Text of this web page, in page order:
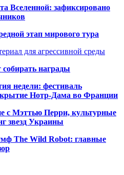
Вселенной: зафиксировано
этап мирового тура
для агрессивной среды
награды
недели: фестиваль
Нотр-Дама во Франции
с Мэттью Перри, культурные
звезд Украины
The Wild Robot: главные